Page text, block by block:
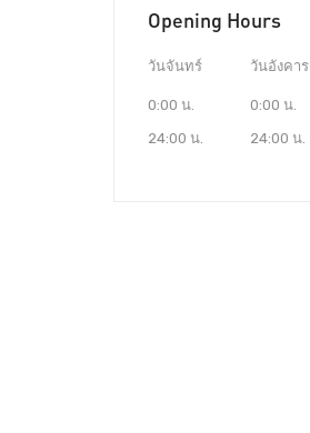
Opening Hours
วันจันทร์
0:00 น.
24:00 น.
วันอังคาร
0:00 น.
24:00 น.